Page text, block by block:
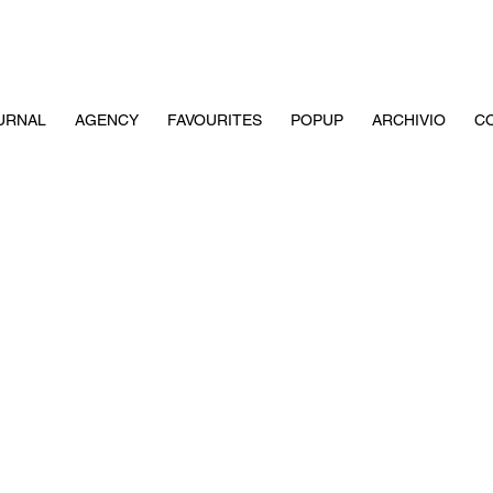
AGENCY FAVOURITES POPUP ARCHIVIO